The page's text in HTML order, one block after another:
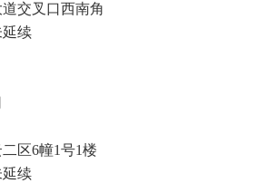
交叉口西南角
延续
区6幢1号1楼
延续